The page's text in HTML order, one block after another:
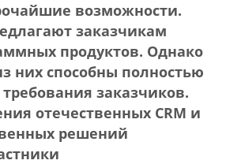
возможности.
заказчикам
продуктов. Однако
них способны полностью
заказчиков.
отечественных CRM и
решений